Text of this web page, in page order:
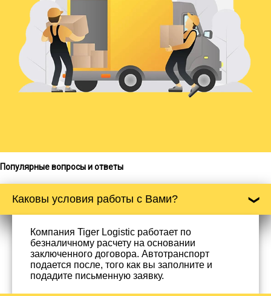
Популярные вопросы и ответы
Каковы условия работы с Вами?
Компания Tiger Logistic работает по
безналичному расчету на основании
заключенного договора. Автотранспорт
подается после, того как вы заполните и
подадите письменную заявку.